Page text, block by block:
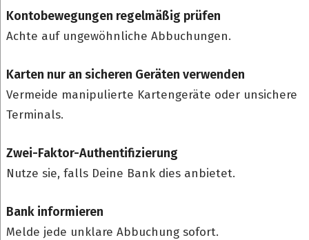
Kontobewegungen regelmäßig prüfen
Achte auf ungewöhnliche Abbuchungen.
Karten nur an sicheren Geräten verwenden
Vermeide manipulierte Kartengeräte oder unsichere
Terminals.
Zwei-Faktor-Authentifizierung
Nutze sie, falls Deine Bank dies anbietet.
Bank informieren
Melde jede unklare Abbuchung sofort.